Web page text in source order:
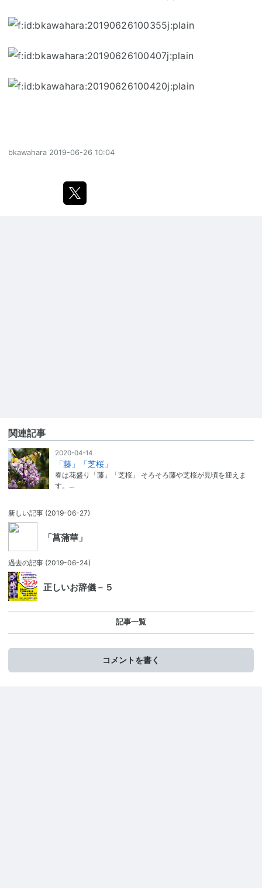
bkawahara 2019-06-26 10:04
関連記事
2020-04-14
「藤」「芝桜」
春は花盛り「藤」「芝桜」 そろそろ藤や芝桜が見頃を迎えま
す。…
新しい記事 (2019-06-27)
「菖蒲華」
過去の記事 (2019-06-24)
正しいお辞儀－５
記事一覧
コメントを書く